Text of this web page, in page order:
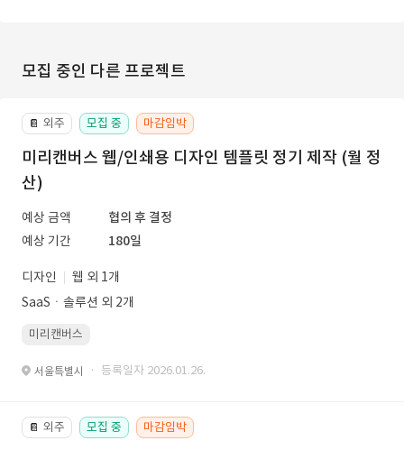
모집 중인 다른 프로젝트
📔 외주 모집 중 마감임박
미리캔버스 웹/인쇄용 디자인 템플릿 정기 제작 (월 정
산)
예상 금액
협의 후 결정
예상 기간
180일
디자인
웹 외 1개
SaaSㆍ솔루션 외 2개
미리캔버스
서울특별시 · 등록일자 2026.01.26.
📔 외주 모집 중 마감임박